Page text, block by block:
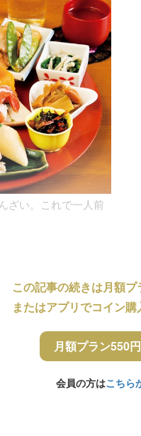
ざい。これで一人前
この記事の続きは月額プ
またはアプリでコイン
月額プラン550
会員の方はこちら